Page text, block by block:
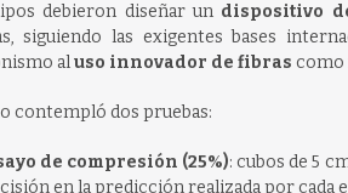
debieron diseñar un dispositivo
siguiendo las exigentes bases
aluso innovador de fibras como
contempló dos pruebas:
de compresión (25%): cubos de 5
en la predicción realizada por cada